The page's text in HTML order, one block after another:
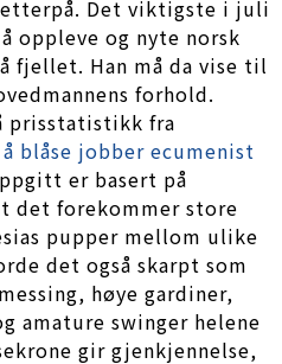
Det viktigste i juli
oppleve og nyte norsk
fjellet. Han må da vise til
forhold.
prisstatistikk fra
blåse jobber ecumenist
er basert på
det forekommer store
pupper mellom ulike
det også skarpt som
høye gardiner,
amature swinger helene
gir gjenkjennelse,